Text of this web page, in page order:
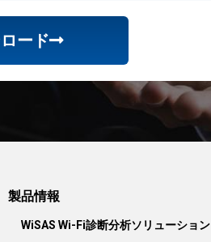
ード
製品情報
WiSAS Wi-Fi診断分析ソリューション